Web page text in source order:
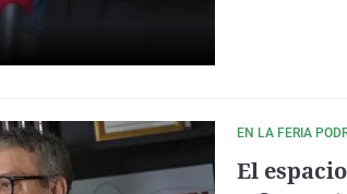
EN LA FERIA
El